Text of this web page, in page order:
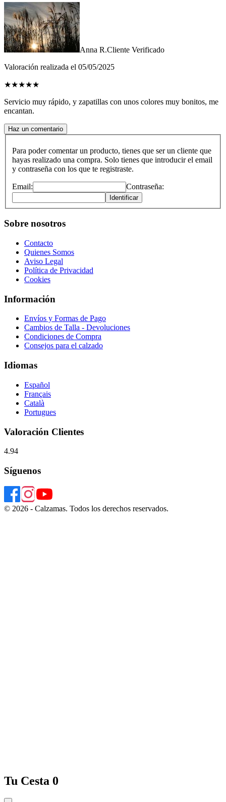
Anna R.Cliente Verificado
Valoración realizada el 05/05/2025
★★★★★
Servicio muy rápido, y zapatillas con unos colores muy bonitos, me
encantan.
Haz un comentario
Para poder comentar un producto, tienes que ser un cliente que
hayas realizado una compra. Solo tienes que introducir el email
y contraseña con los que te registraste.
Email: Contraseña:
Identificar
Sobre nosotros
Contacto
Quienes Somos
Aviso Legal
Política de Privacidad
Cookies
Información
Envíos y Formas de Pago
Cambios de Talla - Devoluciones
Condiciones de Compra
Consejos para el calzado
Idiomas
Español
Français
Català
Portugues
Valoración Clientes
4.94
Síguenos
© 2026 - Calzamas. Todos los derechos reservados.
Tu Cesta 0